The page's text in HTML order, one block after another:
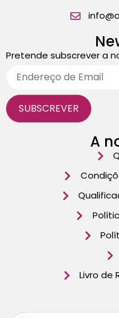
Pretende subscrever a
A
Livro de